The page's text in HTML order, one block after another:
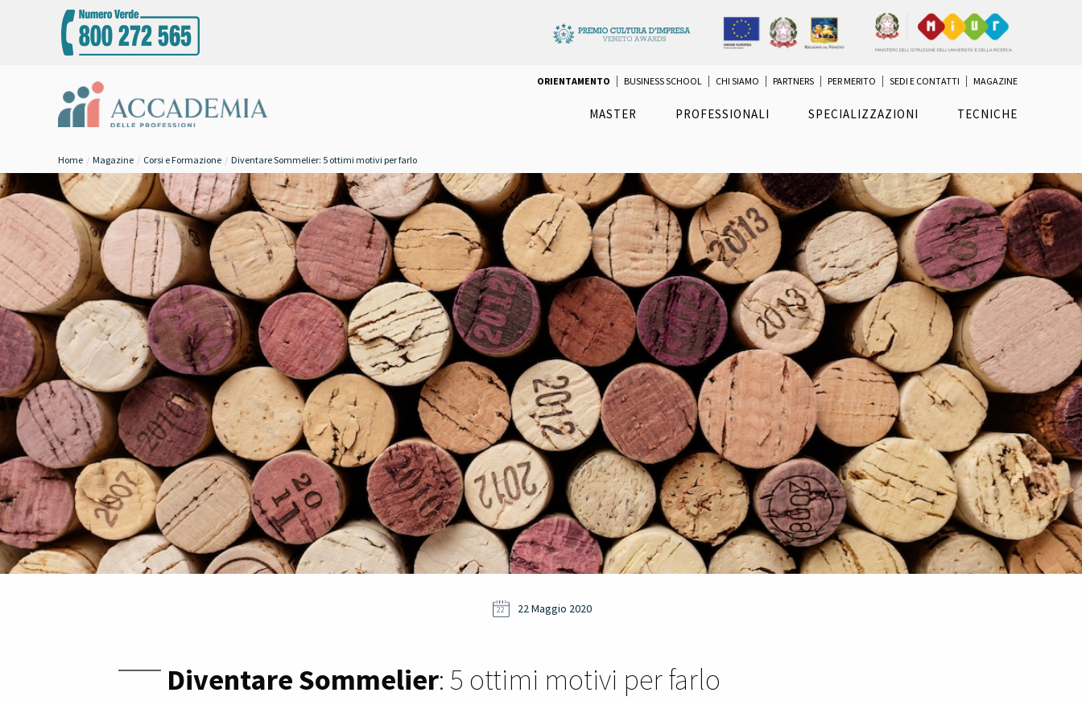
ORIENTAMENTO BUSINESS SCHOOL CHI SIAMO PARTNERS PER MERITO SEDI E CONTATTI MAGAZINE
MASTER PROFESSIONALI SPECIALIZZAZIONI TECNICHE
Home Magazine Corsi e Formazione Diventare Sommelier: 5 ottimi motivi per farlo
22 22 Maggio 2020
Diventare Sommelier: 5 ottimi motivi per farlo